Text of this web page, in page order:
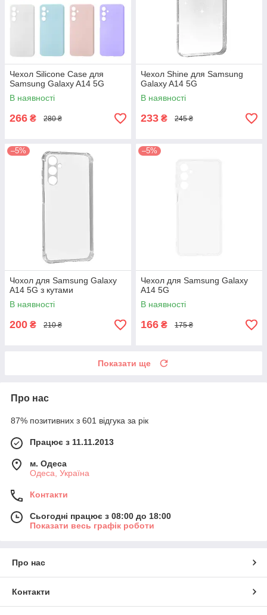
Чехол Silicone Case для
Samsung Galaxy A14 5G
В наявності
266 ₴ 280 ₴
Чехол Shine для Samsung
Galaxy A14 5G
В наявності
233 ₴ 245 ₴
–5%
Чохол для Samsung Galaxy
A14 5G з кутами
В наявності
200 ₴ 210 ₴
–5%
Чехол для Samsung Galaxy
A14 5G
В наявності
166 ₴ 175 ₴
Показати ще
Про нас
87% позитивних з 601 відгука за рік
Працює з 11.11.2013
м. Одеса
Одеса, Україна
Контакти
Сьогодні працює з 08:00 до 18:00
Показати весь графік роботи
Про нас
Контакти